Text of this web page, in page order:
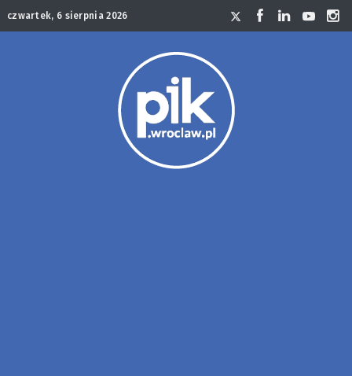
czwartek, 6 sierpnia 2026